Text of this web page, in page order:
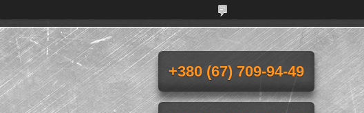
+380 (67) 709-94-49